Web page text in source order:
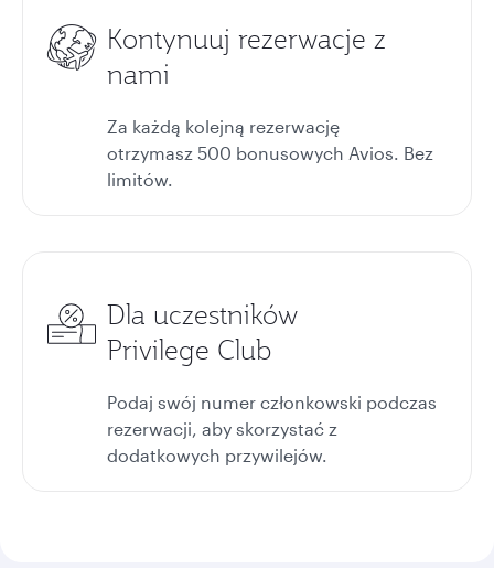
Kontynuuj rezerwacje z
nami
Za każdą kolejną rezerwację
otrzymasz 500 bonusowych Avios. Bez
limitów.
Dla uczestników
Privilege Club
Podaj swój numer członkowski podczas
rezerwacji, aby skorzystać z
dodatkowych przywilejów.